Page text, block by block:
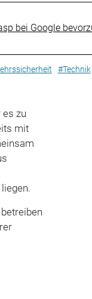
bei Google
#Technik
zu
mit